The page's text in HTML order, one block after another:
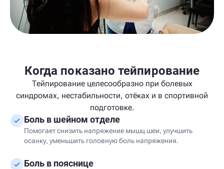
Когда показано тейпирование
Тейпирование целесообразно при болевых
синдромах, нестабильности, отёках и в спортивной
подготовке.
Боль в шейном отделе
Помогает снизить напряжение мышц шеи, улучшить
осанку, уменьшить головную боль напряжения.
Боль в пояснице